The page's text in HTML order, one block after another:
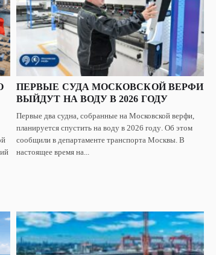
ПЕРВЫЕ СУДА МОСКОВСКОЙ ВЕРФИ
ВЫЙДУТ НА ВОДУ В 2026 ГОДУ
Первые два судна, собранные на Московской верфи,
планируется спустить на воду в 2026 году. Об этом
сообщили в департаменте транспорта Москвы. В
настоящее время на...